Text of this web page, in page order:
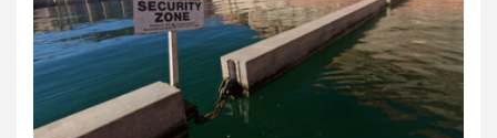
EE. UU. reporta sus primeras
dos muertes por Cyclospora
en Michigan
9
• ESTADOS UNIDOS